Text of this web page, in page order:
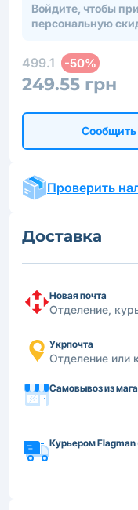
Войдите, чтобы
персональную
499.1 -50%
249.55 грн
Сообщить
Проверить
Доставка
Новая почта
Отделение,
Укрпочта
Отделение или
Самовывоз из
Курьером Flagman